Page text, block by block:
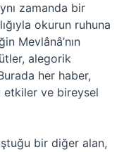
zamanda bir
okurun ruhuna
Mevlânâ’nın
alegorik
her haber,
etkiler ve bireysel
bir diğer alan,